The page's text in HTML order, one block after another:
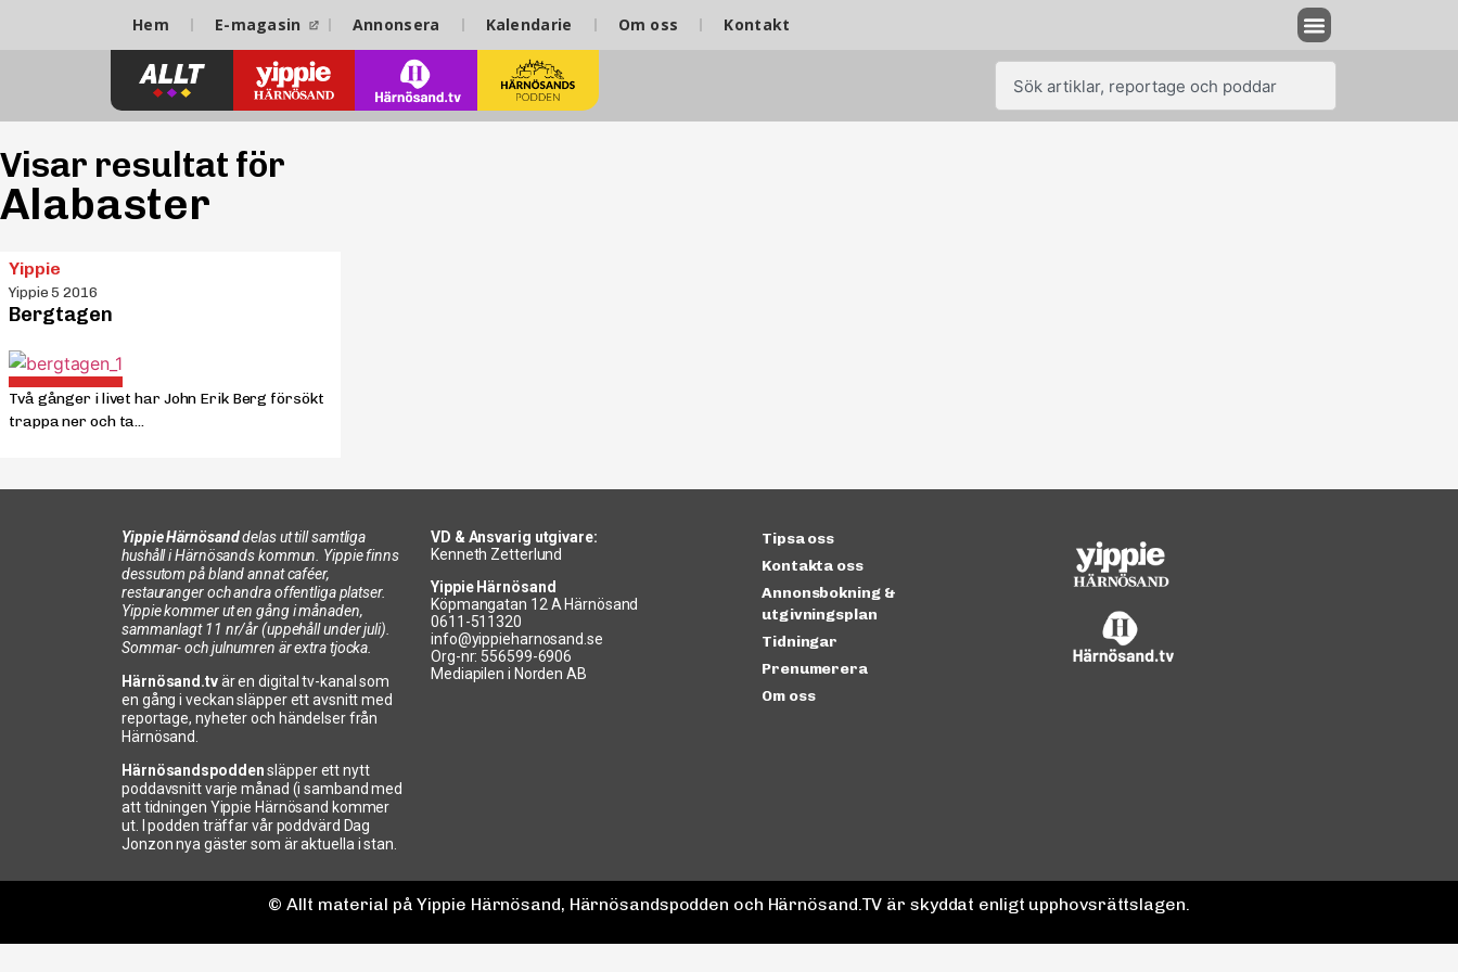
Hem E-magasin Annonsera Kalendarie Om oss Kontakt
Visar resultat för
Alabaster
Yippie
Yippie 5 2016
Bergtagen
Två gånger i livet har John Erik Berg försökt
trappa ner och ta...
Yippie Härnösanddelas ut till samtliga
hushåll i Härnösands kommun. Yippie finns
dessutom på bland annat caféer,
restauranger och andra offentliga platser.
Yippie kommer ut en gång i månaden,
sammanlagt 11 nr/år (uppehåll under juli).
Sommar- och julnumren är extra tjocka.
Härnösand.tvär en digital tv-kanal som
en gång i veckan släpper ett avsnitt med
reportage, nyheter och händelser från
Härnösand.
Härnösandspoddensläpper ett nytt
poddavsnitt varje månad (i samband med
att tidningen Yippie Härnösand kommer
ut. I podden träffar vår poddvärd Dag
Jonzon nya gäster som är aktuella i stan.
VD & Ansvarig utgivare:
Kenneth Zetterlund
Yippie Härnösand
Köpmangatan 12 A Härnösand
0611-511320
info@yippieharnosand.se
Org-nr: 556599-6906
Mediapilen i Norden AB
Tipsa oss
Kontakta oss
Annonsbokning &
utgivningsplan
Tidningar
Prenumerera
Om oss
© Allt material på Yippie Härnösand, Härnösandspodden och Härnösand.TV är skyddat enligt upphovsrättslagen.